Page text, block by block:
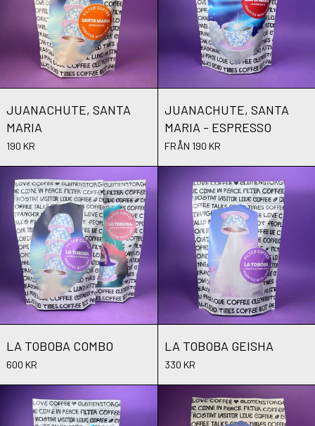
JUANACHUTE, SANTA
MARIA
190 KR
JUANACHUTE, SANTA
MARIA - ESPRESSO
FRÅN 190 KR
LA TOBOBA COMBO
600 KR
LA TOBOBA GEISHA
330 KR